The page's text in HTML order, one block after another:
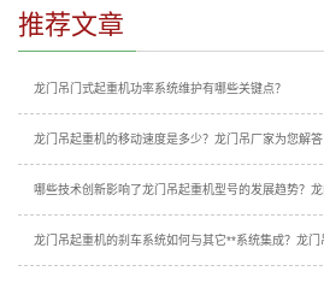
推荐文章
龙门吊门式起重机功率系统维护有哪些关键点？
龙门吊起重机的移动速度是多少？龙门吊厂家为您解答
哪些技术创新影响了龙门吊起重机型号的发展趋势？
龙门吊起重机的刹车系统如何与其它**系统集成？龙门